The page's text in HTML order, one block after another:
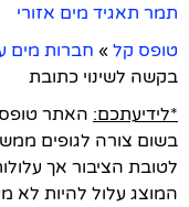
תמר תאגיד מים אזורי
טופס קל » חברות מים
בקשה לשינוי כתובת
*לידיעתכם: האתר טופס
בשום צורה לגופים
לטובת הציבור אך
המוצג עלול להיות לא